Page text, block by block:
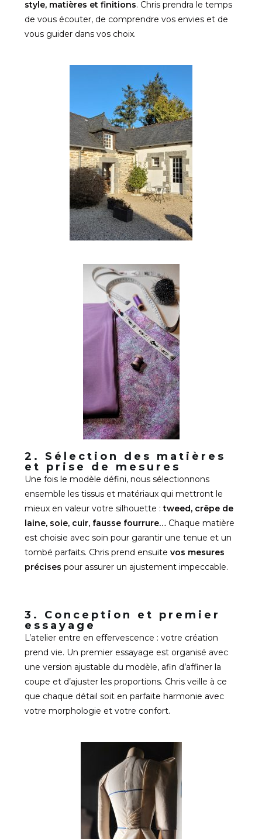
style, matières et finitions. Chris prendra le temps
de vous écouter, de comprendre vos envies et de
vous guider dans vos choix.
2. Sélection des matières
et prise de mesures
Une fois le modèle défini, nous sélectionnons
ensemble les tissus et matériaux qui mettront le
mieux en valeur votre silhouette :tweed, crêpe de
laine, soie, cuir, fausse fourrure… Chaque matière
est choisie avec soin pour garantir une tenue et un
tombé parfaits. Chris prend ensuitevos mesures
précises pour assurer un ajustement impeccable.
3. Conception et premier
essayage
L’atelier entre en effervescence : votre création
prend vie. Un premier essayage est organisé avec
une version ajustable du modèle, afin d’affiner la
coupe et d’ajuster les proportions. Chris veille à ce
que chaque détail soit en parfaite harmonie avec
votre morphologie et votre confort.